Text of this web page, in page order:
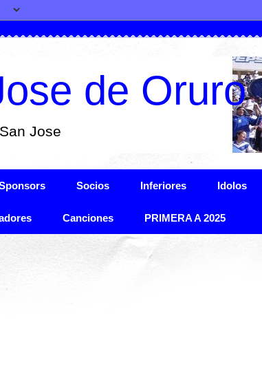
de Oruro
Jose
Socios Inferiores Idolos
Canciones PRIMERA A 2025